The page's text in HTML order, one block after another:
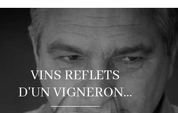
VINS REFLETS
D'UN VIGNERON...